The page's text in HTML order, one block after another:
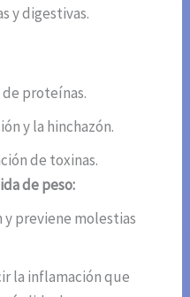
y digestivas.
proteínas.
y la hinchazón.
de toxinas.
de peso:
previene molestias
la inflamación que